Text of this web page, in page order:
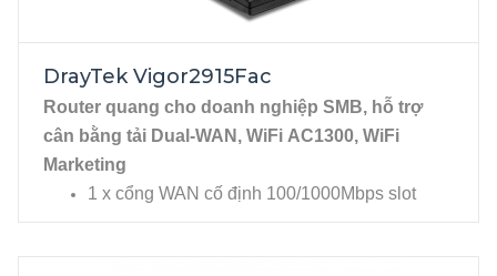
4 cổng Lan Gigabit, RJ45.
DrayTek Vigor2915Fac
Router quang cho doanh nghiệp SMB, hỗ trợ
cân bằng tải Dual-WAN, WiFi AC1300, WiFi
Marketing
1 x cổng WAN cố định 100/1000Mbps slot